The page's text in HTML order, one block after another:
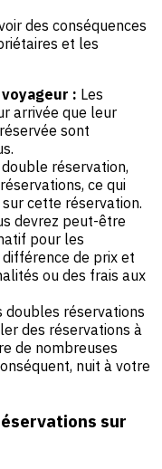
des conséquences
et les
: Les
arrivée que leur
sont
réservation,
ce qui
cette réservation.
devrez peut-être
pour les
de prix et
ou des frais aux
doubles réservations
des réservations à
de nombreuses
nuit à votre
sur